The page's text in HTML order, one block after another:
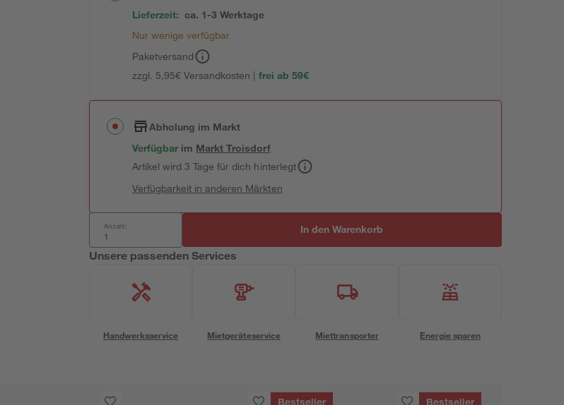
Lieferzeit: ca. 1-3 Werktage
Nur wenige verfügbar
Paketversand
zzgl. 5,95€ Versandkosten | frei ab 59€
Abholung im Markt
Verfügbar im MarktTroisdorf
Artikel wird 3 Tage für dich hinterlegt
Verfügbarkeit in anderen Märkten
Anzahl: In den Warenkorb
Unsere passenden Services
Handwerksservice Mietgeräteservice Miettransporter Energie sparen